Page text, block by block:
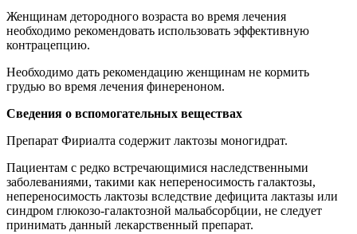
Женщинам детородного возраста во время лечения
необходимо рекомендовать использовать эффективную
контрацепцию.
Необходимо дать рекомендацию женщинам не кормить
грудью во время лечения финереноном.
Сведения о вспомогательных веществах
Препарат Фириалта содержит лактозы моногидрат.
Пациентам с редко встречающимися наследственными
заболеваниями, такими как непереносимость галактозы,
непереносимость лактозы вследствие дефицита лактазы или
синдром глюкозо-галактозной мальабсорбции, не следует
принимать данный лекарственный препарат.